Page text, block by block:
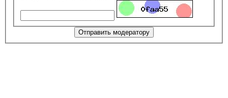
Отправить модератору